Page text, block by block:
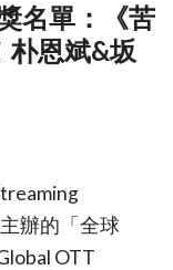
名單：《苦
朴恩斌&坂
辦的「全球
OTT